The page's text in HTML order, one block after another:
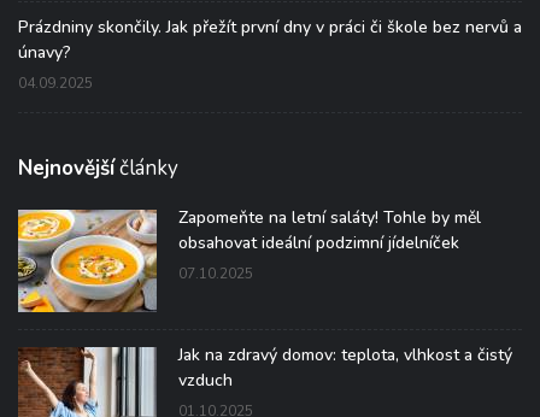
Prázdniny skončily. Jak přežít první dny v práci či škole bez nervů a
únavy?
04.09.2025
Nejnovějšíčlánky
Zapomeňte na letní saláty! Tohle by měl
obsahovat ideální podzimní jídelníček
07.10.2025
Jak na zdravý domov: teplota, vlhkost a čistý
vzduch
01.10.2025